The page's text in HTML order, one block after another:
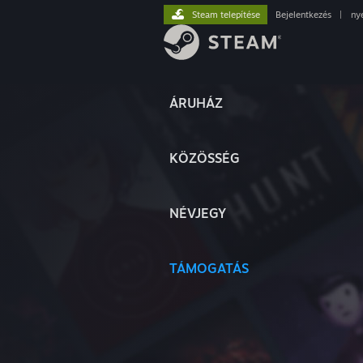
ÁRUHÁZ
KÖZÖSSÉG
NÉVJEGY
TÁMOGATÁS
Steam telepítése Bejelentkezés